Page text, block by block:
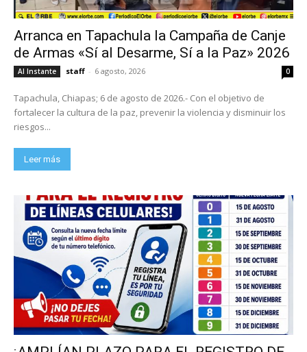
Arranca en Tapachula la Campaña de Canje
de Armas «Sí al Desarme, Sí a la Paz» 2026
Al Instante staff - 6 agosto, 2026 0
Tapachula, Chiapas; 6 de agosto de 2026.- Con el objetivo de
fortalecer la cultura de la paz, prevenir la violencia y disminuir los
riesgos...
Leer más